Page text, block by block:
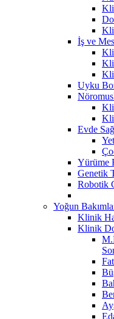
İş ve
Uyku
Evde
Yürüme
Genetik
Robotik
Yoğun
Klinik
Klinik